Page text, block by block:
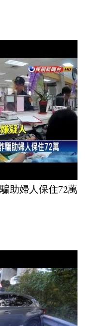
助婦人保住72萬